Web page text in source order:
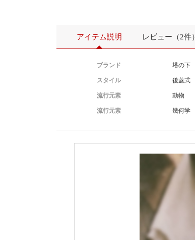
アイテム説明 レビュー（2件）
ブランド 塔の下
スタイル 後蓋式
流行元素 動物
流行元素 幾何学